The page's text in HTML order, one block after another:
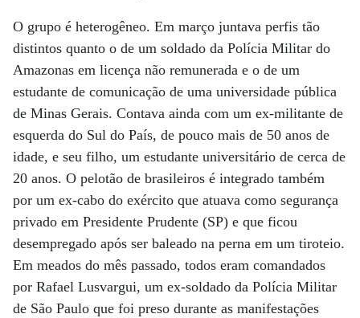
O grupo é heterogêneo. Em março juntava perfis tão
distintos quanto o de um soldado da Polícia Militar do
Amazonas em licença não remunerada e o de um
estudante de comunicação de uma universidade pública
de Minas Gerais. Contava ainda com um ex-militante de
esquerda do Sul do País, de pouco mais de 50 anos de
idade, e seu filho, um estudante universitário de cerca de
20 anos. O pelotão de brasileiros é integrado também
por um ex-cabo do exército que atuava como segurança
privado em Presidente Prudente (SP) e que ficou
desempregado após ser baleado na perna em um tiroteio.
Em meados do mês passado, todos eram comandados
por Rafael Lusvargui, um ex-soldado da Polícia Militar
de São Paulo que foi preso durante as manifestações